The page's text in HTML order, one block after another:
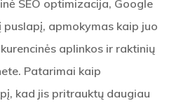
SEO optimizacija, Google
apmokymas kaip juo
aplinkos ir raktinių
Patarimai kaip
kad jis pritrauktų daugiau